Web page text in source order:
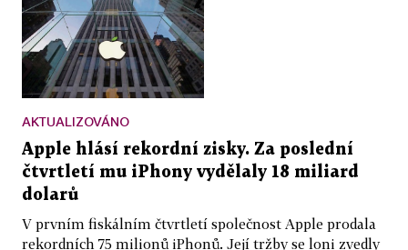
AKTUALIZOVÁNO
Apple hlásí rekordní zisky. Za poslední
čtvrtletí mu iPhony vydělaly 18 miliard
dolarů
V prvním fiskálním čtvrtletí společnost Apple prodala
rekordních 75 milionů iPhonů. Její tržby se loni zvedly